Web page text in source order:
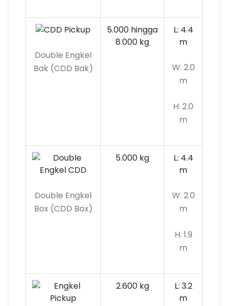
Double Engkel
Bak (CDD Bak)
5.000 hingga
8.000 kg
L: 4.4
m
W: 2.0
m
H: 2.0
m
Double Engkel
Box (CDD Box)
5.000 kg
L: 4.4
m
W: 2.0
m
H: 1.9
m
2.600 kg
L: 3.2
m